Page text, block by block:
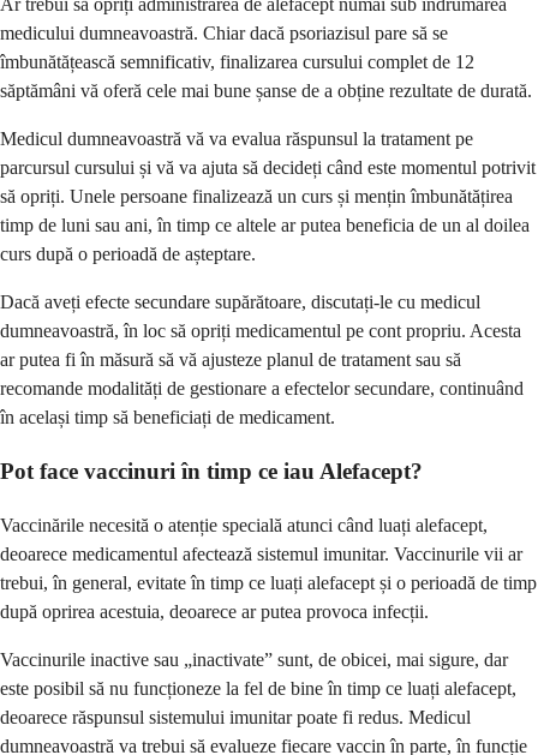
Ar trebui să opriți administrarea de alefacept numai sub îndrumarea
medicului dumneavoastră. Chiar dacă psoriazisul pare să se
îmbunătățească semnificativ, finalizarea cursului complet de 12
săptămâni vă oferă cele mai bune șanse de a obține rezultate de durată.
Medicul dumneavoastră vă va evalua răspunsul la tratament pe
parcursul cursului și vă va ajuta să decideți când este momentul potrivit
să opriți. Unele persoane finalizează un curs și mențin îmbunătățirea
timp de luni sau ani, în timp ce altele ar putea beneficia de un al doilea
curs după o perioadă de așteptare.
Dacă aveți efecte secundare supărătoare, discutați-le cu medicul
dumneavoastră, în loc să opriți medicamentul pe cont propriu. Acesta
ar putea fi în măsură să vă ajusteze planul de tratament sau să
recomande modalități de gestionare a efectelor secundare, continuând
în același timp să beneficiați de medicament.
Pot face vaccinuri în timp ce iau Alefacept?
Vaccinările necesită o atenție specială atunci când luați alefacept,
deoarece medicamentul afectează sistemul imunitar. Vaccinurile vii ar
trebui, în general, evitate în timp ce luați alefacept și o perioadă de timp
după oprirea acestuia, deoarece ar putea provoca infecții.
Vaccinurile inactive sau „inactivate” sunt, de obicei, mai sigure, dar
este posibil să nu funcționeze la fel de bine în timp ce luați alefacept,
deoarece răspunsul sistemului imunitar poate fi redus. Medicul
dumneavoastră va trebui să evalueze fiecare vaccin în parte, în funcție